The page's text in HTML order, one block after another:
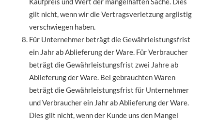
gilt nicht, wenn wir die Vertragsverletzung arglistig
verschwiegen haben.
Für Unternehmer beträgt die Gewährleistungsfrist
ein Jahr ab Ablieferung der Ware. Für Verbraucher
beträgt die Gewährleistungsfrist zwei Jahre ab
Ablieferung der Ware. Bei gebrauchten Waren
beträgt die Gewährleistungsfrist für Unternehmer
und Verbraucher ein Jahr ab Ablieferung der Ware.
Dies gilt nicht, wenn der Kunde uns den Mangel